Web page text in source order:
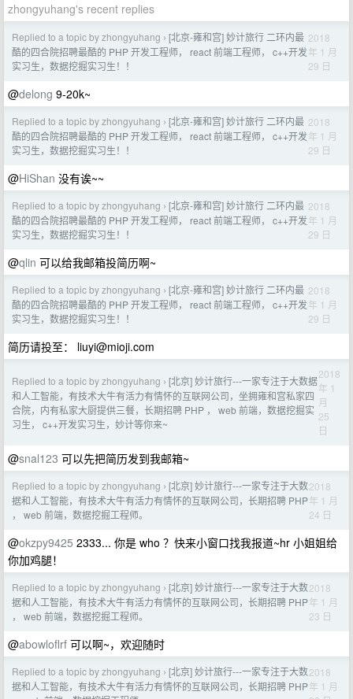
zhongyuhang's recent replies
Replied to a topic by zhongyuhang › [北京-雍和宫] 妙计旅行 二环内最
酷的四合院招聘最酷的 PHP 开发工程师， react 前端工程师， c++开发
实习生，数据挖掘实习生！！
2018
年 1 月
29 日
@delong 9-20k~
Replied to a topic by zhongyuhang › [北京-雍和宫] 妙计旅行 二环内最
酷的四合院招聘最酷的 PHP 开发工程师， react 前端工程师， c++开发
实习生，数据挖掘实习生！！
2018
年 1 月
29 日
@HiShan 没有诶~~
Replied to a topic by zhongyuhang › [北京-雍和宫] 妙计旅行 二环内最
酷的四合院招聘最酷的 PHP 开发工程师， react 前端工程师， c++开发
实习生，数据挖掘实习生！！
2018
年 1 月
29 日
@qlin 可以给我邮箱投简历啊~
Replied to a topic by zhongyuhang › [北京-雍和宫] 妙计旅行 二环内最
酷的四合院招聘最酷的 PHP 开发工程师， react 前端工程师， c++开发
实习生，数据挖掘实习生！！
2018
年 1 月
29 日
简历请投至： liuyi@mioji.com
Replied to a topic by zhongyuhang › [北京] 妙计旅行---一家专注于大数据
和人工智能，有技术大牛有活力有情怀的互联网公司，坐拥雍和宫私家四
合院，内有私家大厨提供三餐，长期招聘 PHP ， web 前端，数据挖掘实
习生， c++开发实习生，妙计等你来~
2018
年 1
月
25
日
@snal123 可以先把简历发到我邮箱~
Replied to a topic by zhongyuhang › [北京] 妙计旅行---一家专注于大数
据和人工智能，有技术大牛有活力有情怀的互联网公司，长期招聘 PHP
， web 前端，数据挖掘工程师。
2018
年 1 月
24 日
@okzpy9425 2333... 你是 who ？快来小窗口找我报道~hr 小姐姐给
你加鸡腿！
Replied to a topic by zhongyuhang › [北京] 妙计旅行---一家专注于大数
据和人工智能，有技术大牛有活力有情怀的互联网公司，长期招聘 PHP
， web 前端，数据挖掘工程师。
2018
年 1 月
23 日
@abowloflrf 可以啊~，欢迎随时
Replied to a topic by zhongyuhang › [北京] 妙计旅行---一家专注于大数
据和人工智能，有技术大牛有活力有情怀的互联网公司，长期招聘 PHP
2018
年 1 月